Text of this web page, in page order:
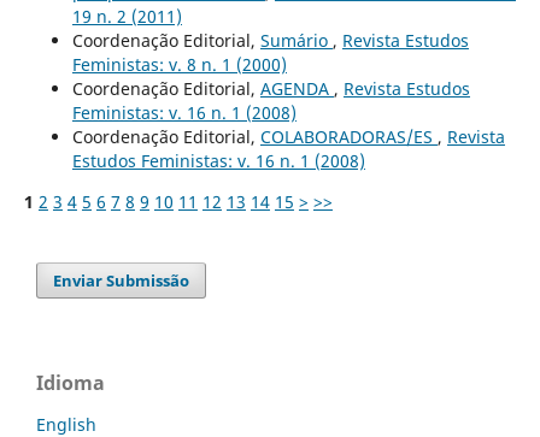
19 n. 2 (2011)
Coordenação Editorial, Sumário , Revista Estudos
Feministas: v. 8 n. 1 (2000)
Coordenação Editorial, AGENDA , Revista Estudos
Feministas: v. 16 n. 1 (2008)
Coordenação Editorial, COLABORADORAS/ES , Revista
Estudos Feministas: v. 16 n. 1 (2008)
1 2 3 4 5 6 7 8 9 10 11 12 13 14 15 > >>
Enviar Submissão
Idioma
English